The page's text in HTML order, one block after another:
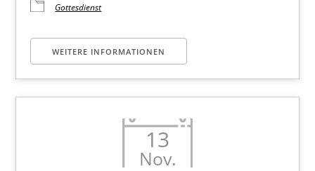
Gottesdienst
WEITERE INFORMATIONEN
13
Nov.